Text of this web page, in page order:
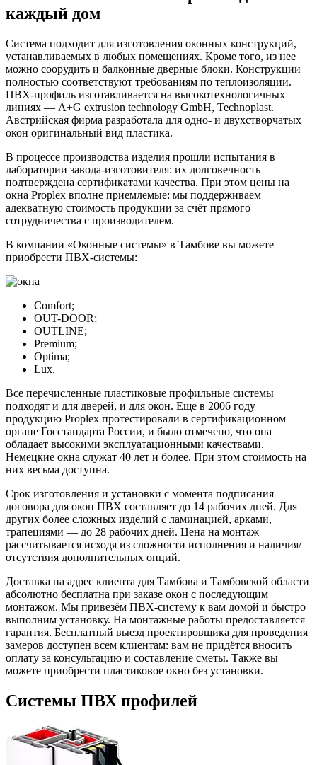
каждый дом
Система подходит для изготовления оконных конструкций,
устанавливаемых в любых помещениях. Кроме того, из нее
можно соорудить и балконные дверные блоки. Конструкции
полностью соответствуют требованиям по теплоизоляции.
ПВХ-профиль изготавливается на высокотехнологичных
линиях — A+G extrusion technology GmbH, Technoplast.
Австрийская фирма разработала для одно- и двухстворчатых
окон оригинальный вид пластика.
В процессе производства изделия прошли испытания в
лаборатории завода-изготовителя: их долговечность
подтверждена сертификатами качества. При этом цены на
окна Proplex вполне приемлемые: мы поддерживаем
адекватную стоимость продукции за счёт прямого
сотрудничества с производителем.
В компании «Оконные системы» в Тамбове вы можете
приобрести ПВХ-системы:
Comfort;
OUT-DOOR;
OUTLINE;
Premium;
Optima;
Lux.
Все перечисленные пластиковые профильные системы
подходят и для дверей, и для окон. Еще в 2006 году
продукцию Proplex протестировали в сертификационном
органе Госстандарта России, и было отмечено, что она
обладает высокими эксплуатационными качествами.
Немецкие окна служат 40 лет и более. При этом стоимость на
них весьма доступна.
Срок изготовления и установки с момента подписания
договора для окон ПВХ составляет до 14 рабочих дней. Для
других более сложных изделий с ламинацией, арками,
трапециями — до 28 рабочих дней. Цена на монтаж
рассчитывается исходя из сложности исполнения и наличия/
отсутствия дополнительных опций.
Доставка на адрес клиента для Тамбова и Тамбовской области
абсолютно бесплатна при заказе окон с последующим
монтажом. Мы привезём ПВХ-систему к вам домой и быстро
выполним установку. На монтажные работы предоставляется
гарантия. Бесплатный выезд проектировщика для проведения
замеров доступен всем клиентам: вам не придётся вносить
оплату за консультацию и составление сметы. Также вы
можете приобрести пластиковое окно без установки.
Системы ПВХ профилей